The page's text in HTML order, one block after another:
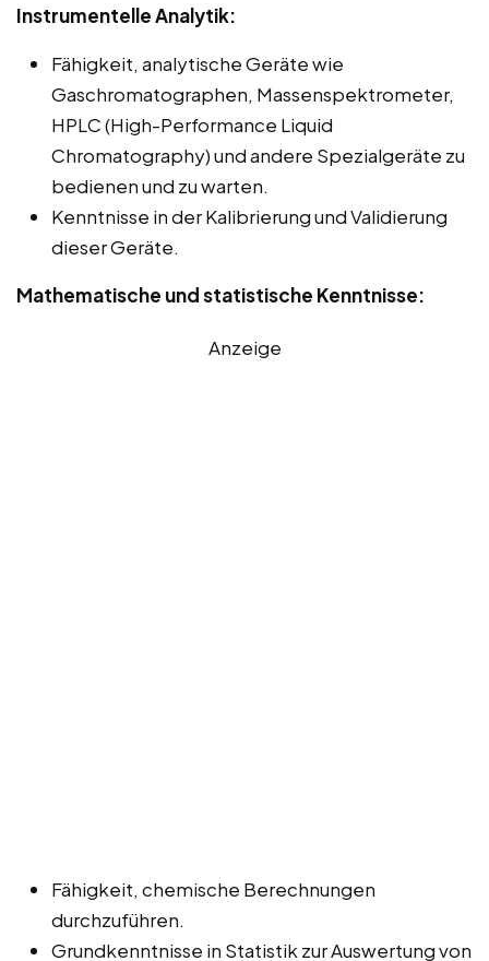
Instrumentelle Analytik:
Fähigkeit, analytische Geräte wie
Gaschromatographen, Massenspektrometer,
HPLC (High-Performance Liquid
Chromatography) und andere Spezialgeräte zu
bedienen und zu warten.
Kenntnisse in der Kalibrierung und Validierung
dieser Geräte.
Mathematische und statistische Kenntnisse:
Anzeige
Fähigkeit, chemische Berechnungen
durchzuführen.
Grundkenntnisse in Statistik zur Auswertung von